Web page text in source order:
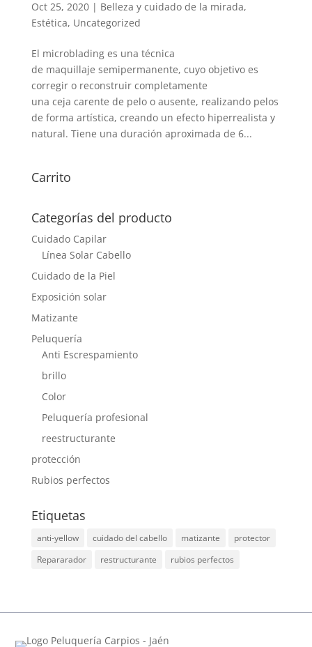
Oct 25, 2020| Belleza y cuidado de la mirada,
Estética, Uncategorized
El microblading es una técnica
de maquillaje semipermanente, cuyo objetivo es
corregir o reconstruir completamente
una ceja carente de pelo o ausente, realizando pelos
de forma artística, creando un efecto hiperrealista y
natural. Tiene una duración aproximada de 6...
Carrito
Categorías del producto
Cuidado Capilar
Línea Solar Cabello
Cuidado de la Piel
Exposición solar
Matizante
Peluquería
Anti Escrespamiento
brillo
Color
Peluquería profesional
reestructurante
protección
Rubios perfectos
Etiquetas
anti-yellow cuidado del cabello matizante
protector
Repararador
restructurante rubios perfectos